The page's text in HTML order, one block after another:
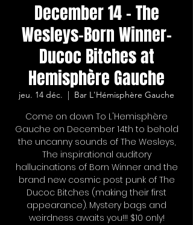
December 14 - The
Wesleys-Born Winner-
Ducoc Bitches at
Hemisphère Gauche
jeu. 14 déc. Bar L'Hémisphère Gauche
Come on down To L'Hemisphère
Gauche on December 14th to behold
the uncanny sounds of The Wesleys,
The inspirational auditory
hallucinations of Born Winner and the
brand new cosmic post punk of The
Ducoc Bitches (making their first
appearance). Mystery bags and
weirdness awaits you!!! $10 only!